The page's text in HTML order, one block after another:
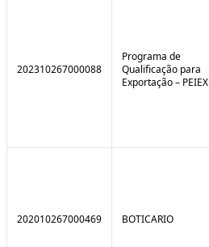
202310267000088
Programa de
Qualificação para
Exportação – PEIEX
202010267000469 BOTICARIO